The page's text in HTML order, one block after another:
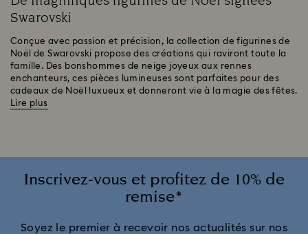
Swarovski
Conçue avec passion et précision, la collection de figurines de
Noël de Swarovski propose des créations qui raviront toute la
famille. Des bonshommes de neige joyeux aux rennes
enchanteurs, ces pièces lumineuses sont parfaites pour des
cadeaux de Noël luxueux et donneront vie à la magie des fêtes.
Lire plus
Inscrivez-vous et profitez de 10% de
remise*
Soyez le premier à recevoir nos actualités sur nos